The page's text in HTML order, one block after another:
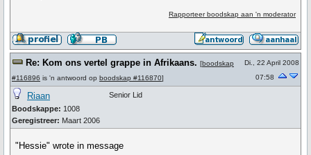
Rapporteer boodskap aan 'n moderator
Re: Kom ons vertel grappe in Afrikaans. [boodskap
#116896 is 'n antwoord op boodskap #116870]
Di., 22 April 2008
07:58
Riaan
Boodskappe: 1008
Geregistreer: Maart 2006
Senior Lid
"Hessie" wrote in message